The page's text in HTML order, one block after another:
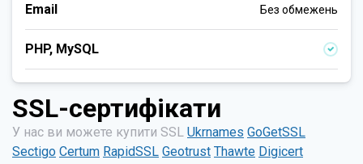
Email Без обмежень
PHP, MySQL
SSL-сертифікати
У нас ви можете купити SSL Ukrnames GoGetSSL
Sectigo Certum RapidSSL Geotrust Thawte Digicert